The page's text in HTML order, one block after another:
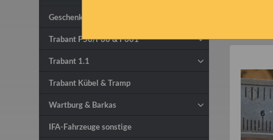
Geschenkideen & Gutscheine
Trabant P50/P60 & P601
Trabant 1.1
Trabant Kübel & Tramp
Wartburg & Barkas
IFA-Fahrzeuge sonstige